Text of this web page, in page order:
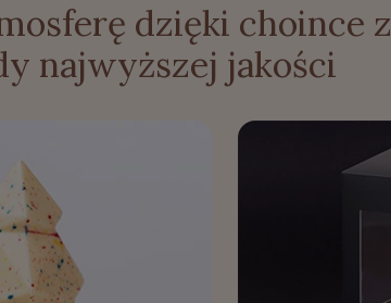
dzięki choince z
najwyższej jakości